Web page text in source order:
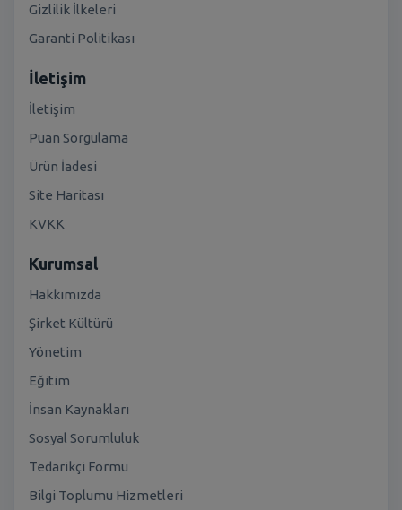
Gizlilik İlkeleri
Garanti Politikası
İletişim
İletişim
Puan Sorgulama
Ürün İadesi
Site Haritası
KVKK
Kurumsal
Hakkımızda
Şirket Kültürü
Yönetim
Eğitim
İnsan Kaynakları
Sosyal Sorumluluk
Tedarikçi Formu
Bilgi Toplumu Hizmetleri